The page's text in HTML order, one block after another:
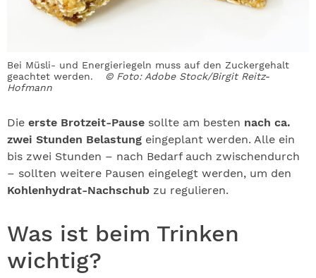
Bei Müsli- und Energieriegeln muss auf den Zuckergehalt
geachtet werden.
© Foto: Adobe Stock/Birgit Reitz-
Hofmann
Die erste Brotzeit-Pause sollte am besten nach ca.
zwei Stunden Belastung eingeplant werden. Alle ein
bis zwei Stunden – nach Bedarf auch zwischendurch
– sollten weitere Pausen eingelegt werden, um den
Kohlenhydrat-Nachschub zu regulieren.
Was ist beim Trinken
wichtig?